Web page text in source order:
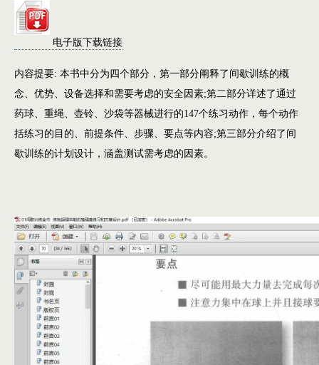
电子版下载链接
内容提要: 本书中分为四个部分，第一部分阐释了间歇训练的概
念、优势、设备选择和需要考虑的安全因素;第二部分详述了通过
药球、重绳、壶铃、沙袋等器械进行的147个练习动作，每个动作
括练习的目的、前提条件、步骤、要点等内容;第三部分介绍了间
歇训练的计划设计，涵盖测试需考虑的因素。